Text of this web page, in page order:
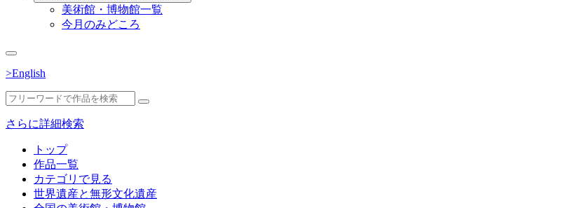
美術館・博物館一覧
今月のみどころ
>English
さらに詳細検索
トップ
作品一覧
カテゴリで見る
世界遺産と無形文化遺産